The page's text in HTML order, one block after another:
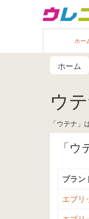
ホー
ホーム
ウ
「ウテナ
「
ブラン
エブリ